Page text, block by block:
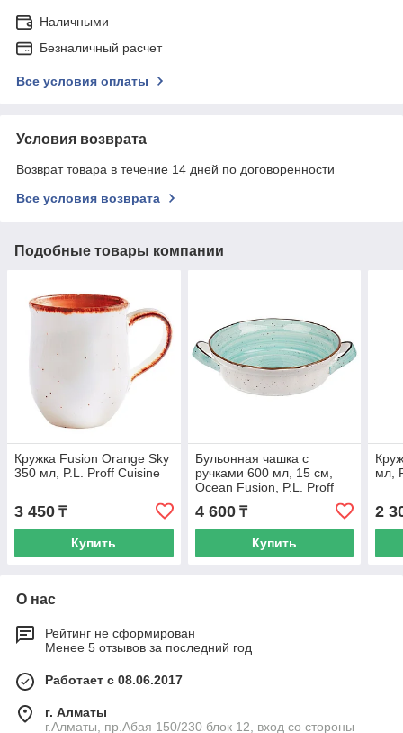
Наличными
Безналичный расчет
Все условия оплаты
Условия возврата
Возврат товара в течение 14 дней по договоренности
Все условия возврата
Подобные товары компании
Кружка Fusion Orange Sky
350 мл, P.L. Proff Cuisine
3 450 ₸
Купить
Бульонная чашка с
ручками 600 мл, 15 см,
Ocean Fusion, P.L. Proff
4 600₸
Купить
мл,
2
О нас
Рейтинг не сформирован
Менее 5 отзывов за последний год
Работает с 08.06.2017
г. Алматы
г.Алматы, пр.Абая 150/230 блок 12, вход со стороны